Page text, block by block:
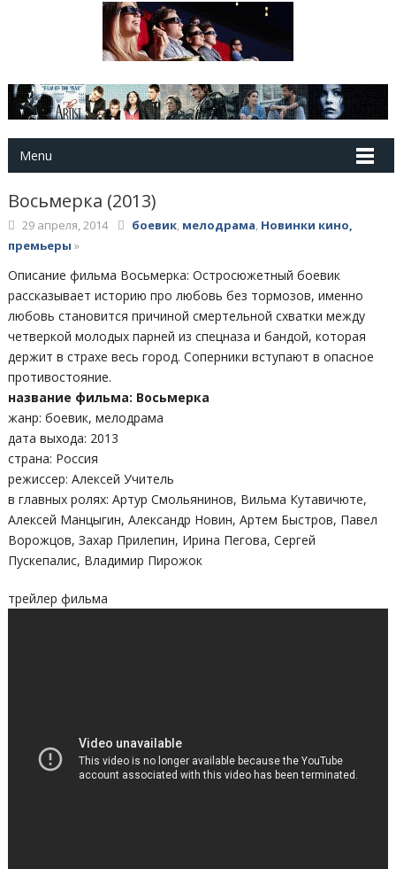
Menu
Восьмерка (2013)
29 апреля, 2014 боевик, мелодрама Новинки кино,
премьеры »
Описание фильма Восьмерка: Остросюжетный боевик
рассказывает историю про любовь без тормозов, именно
любовь становится причиной смертельной схватки между
четверкой молодых парней из спецназа и бандой, которая
держит в страхе весь город. Соперники вступают в опасное
противостояние.
название фильма: Восьмерка
жанр: боевик, мелодрама
дата выхода: 2013
страна: Россия
режиссер: Алексей Учитель
в главных ролях: Артур Смольянинов, Вильма Кутавичюте,
Алексей Манцыгин, Александр Новин, Артем Быстров, Павел
Ворожцов, Захар Прилепин, Ирина Пегова, Сергей
Пускепалис, Владимир Пирожок
трейлер фильма